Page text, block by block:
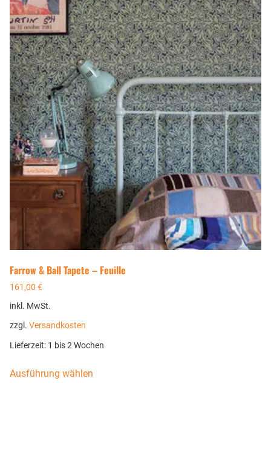
Farrow & Ball Tapete – Feuille
161,00 €
inkl. MwSt.
zzgl. Versandkosten
Lieferzeit: 1 bis 2 Wochen
Ausführung wählen